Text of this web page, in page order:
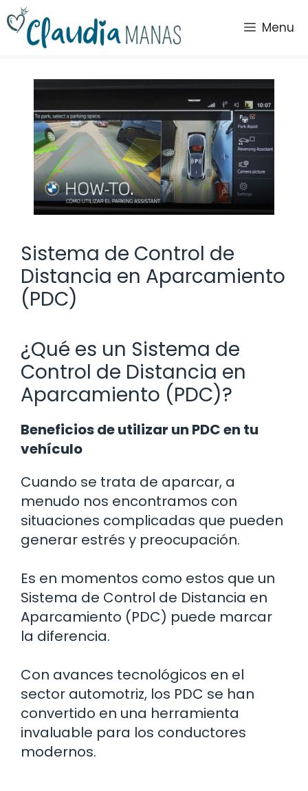
Saltar
al
contenido
Menu
Sistema de Control de
Distancia en Aparcamiento
(PDC)
¿Qué es un Sistema de
Control de Distancia en
Aparcamiento (PDC)?
Beneficios de utilizar un PDC en tu
vehículo
Cuando se trata de aparcar, a
menudo nos encontramos con
situaciones complicadas que pueden
generar estrés y preocupación.
Es en momentos como estos que un
Sistema de Control de Distancia en
Aparcamiento (PDC) puede marcar
la diferencia.
Con avances tecnológicos en el
sector automotriz, los PDC se han
convertido en una herramienta
invaluable para los conductores
modernos.